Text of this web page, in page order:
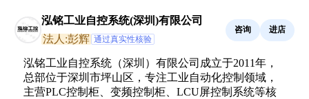
泓铭工业自控系统(深圳)有限公司
法人:彭辉 通过真实性核验
咨询 进店
泓铭工业自控系统（深圳）有限公司成立于2011年，
总部位于深圳市坪山区，专注工业自动化控制领域，
主营PLC控制柜、变频控制柜、LCU屏控制系统等核